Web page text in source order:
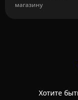
магазину
Хотите